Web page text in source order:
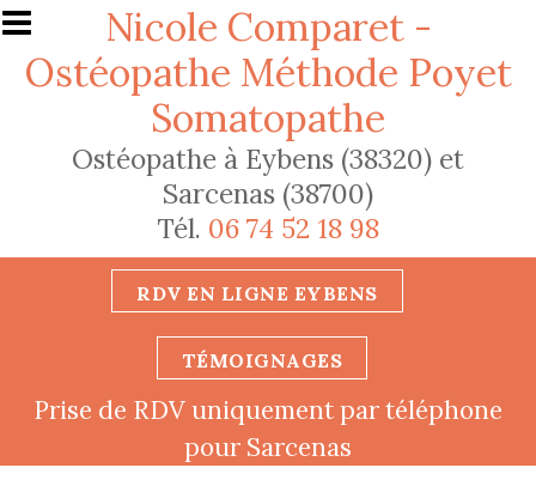
Aller au contenu principal
Nicole Comparet -
Ostéopathe Méthode Poyet
Somatopathe
Ostéopathe à Eybens (38320) et
Sarcenas (38700)
Tél. 06 74 52 18 98
RDV EN LIGNE EYBENS
TÉMOIGNAGES
Prise de RDV uniquement par téléphone
pour Sarcenas